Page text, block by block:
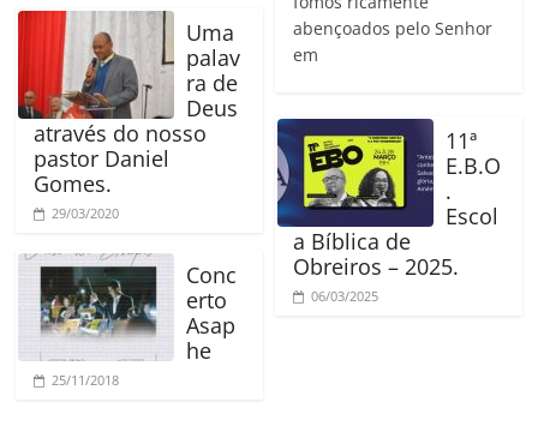
Uma
palav
ra de
Deus
através do nosso
pastor Daniel
Gomes.
29/03/2020
Conc
erto
Asap
he
25/11/2018
abençoados pelo Senhor
em
11ª
E.B.O
.
Escol
a Bíblica de
Obreiros – 2025.
06/03/2025